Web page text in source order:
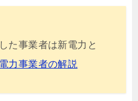
た事業者は新電力と
力事業者の解説